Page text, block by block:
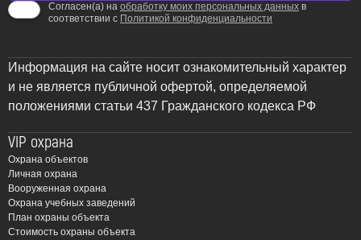
Согласен(а) на обработку моих персональных данных в
соответствии с Политикой конфиденциальности
Информация на сайте носит ознакомительный характер
и не является публичной офертой, определяемой
положениями статьи 437 Гражданского кодекса РФ
VIP охрана
Охрана объектов
Личная охрана
Вооруженная охрана
Охрана учебных заведений
План охраны объекта
Стоимость охраны объекта